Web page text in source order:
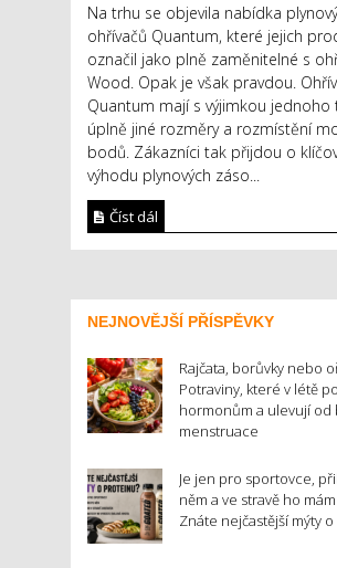
Na trhu se objevila nabídka
ohřívačů Quantum, které jejich
označil jako plně zaměnitelné s
Wood. Opak je však pravdou.
Quantum mají s výjimkou jednoho
úplně jiné rozměry a rozmístění
bodů. Zákazníci tak přijdou o
výhodu plynových záso...
Číst dál
NEJNOVĚJŠÍ PŘÍSPĚVKY
Rajčata, borůvky nebo
Potraviny, které v létě
hormonům a ulevují od
menstruace
Je jen pro sportovce,
něm a ve stravě ho
Znáte nejčastější mýty